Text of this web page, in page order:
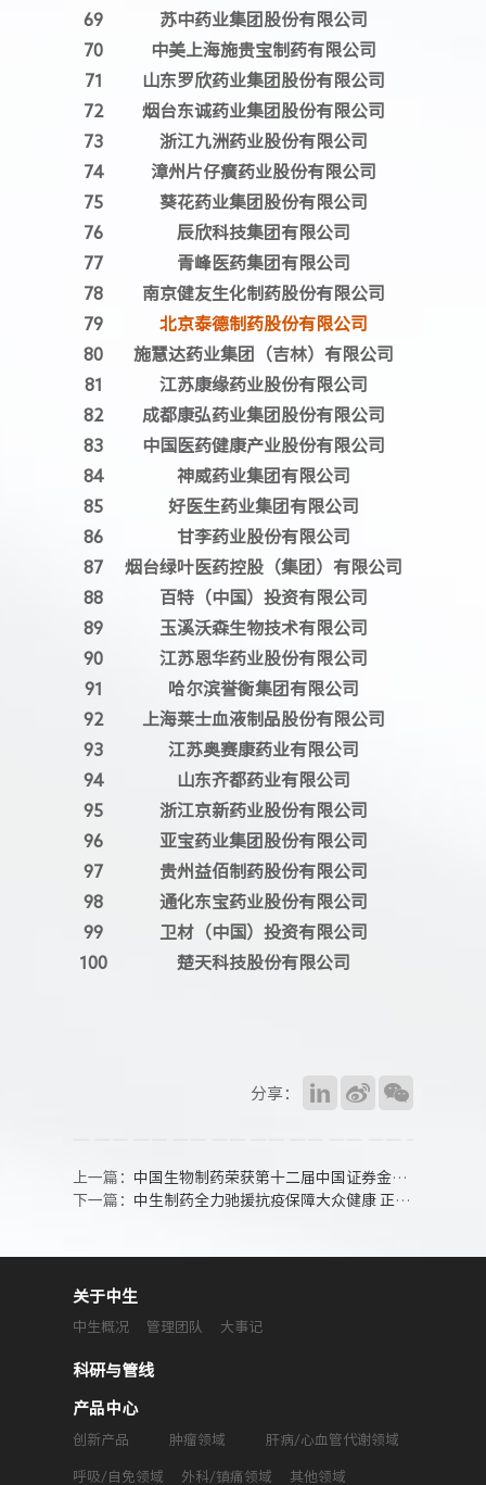
69
苏中药业集团股份有限公司
70
中美上海施贵宝制药有限公司
71
山东罗欣药业集团股份有限公司
72
烟台东诚药业集团股份有限公司
73
浙江九洲药业股份有限公司
74
漳州片仔癀药业股份有限公司
75
葵花药业集团股份有限公司
76
辰欣科技集团有限公司
77
青峰医药集团有限公司
78
南京健友生化制药股份有限公司
79
北京泰德制药股份有限公司
80
施慧达药业集团（吉林）有限公司
81
江苏康缘药业股份有限公司
82
成都康弘药业集团股份有限公司
83
中国医药健康产业股份有限公司
84
神威药业集团有限公司
85
好医生药业集团有限公司
86
甘李药业股份有限公司
87
烟台绿叶医药控股（集团）有限公司
88
百特（中国）投资有限公司
89
玉溪沃森生物技术有限公司
90
江苏恩华药业股份有限公司
91
哈尔滨誉衡集团有限公司
92
上海莱士血液制品股份有限公司
93
江苏奥赛康药业有限公司
94
山东齐都药业有限公司
95
浙江京新药业股份有限公司
96
亚宝药业集团股份有限公司
97
贵州益佰制药股份有限公司
98
通化东宝药业股份有限公司
99
卫材（中国）投资有限公司
100
楚天科技股份有限公司
分享：
上一篇： 中国生物制药荣获第十二届中国证券金紫荆奖“最具投资价值上市公司”
下一篇： 中生制药全力驰援抗疫保障大众健康 正大制药（青岛）24小时加班加点生产防疫药品
关于中生
中生概况 管理团队 大事记
科研与管线
产品中心
创新产品 肿瘤领域 肝病/心血管代谢领域
呼吸/自免领域 外科/镇痛领域 其他领域